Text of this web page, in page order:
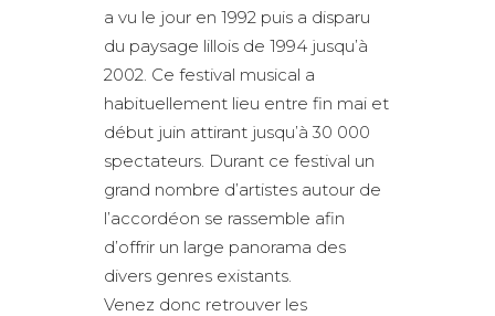
a vu le jour en 1992 puis a disparu
du paysage lillois de 1994 jusqu’à
2002. Ce festival musical a
habituellement lieu entre fin mai et
début juin attirant jusqu’à 30 000
spectateurs. Durant ce festival un
grand nombre d’artistes autour de
l’accordéon se rassemble afin
d’offrir un large panorama des
divers genres existants.
Venez donc retrouver les